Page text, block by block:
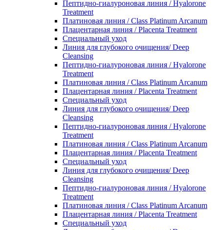
Пептидно-гиалуроновая линия / Hyalorone
Treatment
Платиновая линия / Class Platinum Arcanum
Плацентарная линия / Placenta Treatment
Специальный уход
Линия для глубокого очищения/ Deep
Cleansing
Пептидно-гиалуроновая линия / Hyalorone
Treatment
Платиновая линия / Class Platinum Arcanum
Плацентарная линия / Placenta Treatment
Специальный уход
Линия для глубокого очищения/ Deep
Cleansing
Пептидно-гиалуроновая линия / Hyalorone
Treatment
Платиновая линия / Class Platinum Arcanum
Плацентарная линия / Placenta Treatment
Специальный уход
Линия для глубокого очищения/ Deep
Cleansing
Пептидно-гиалуроновая линия / Hyalorone
Treatment
Платиновая линия / Class Platinum Arcanum
Плацентарная линия / Placenta Treatment
Специальный уход